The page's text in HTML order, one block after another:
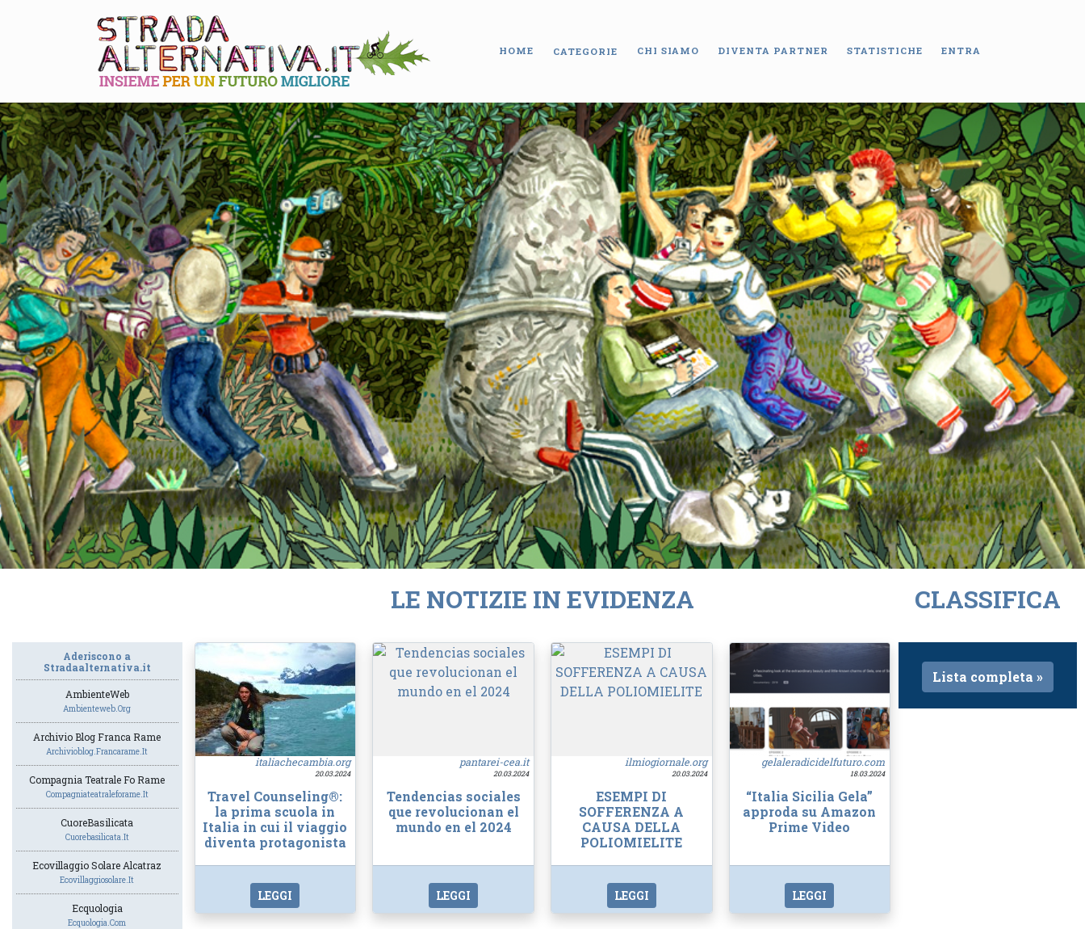
HOME CATEGORIE CHI SIAMO DIVENTA PARTNER STATISTICHE ENTRA
Aderiscono a
Stradaalternativa.it
AmbienteWeb
Ambienteweb.org
Archivio Blog Franca Rame
Archivioblog.francarame.it
Compagnia Teatrale Fo Rame
Compagniateatraleforame.it
CuoreBasilicata
Cuorebasilicata.it
Ecovillaggio Solare Alcatraz
Ecovillaggiosolare.it
Ecquologia
Ecquologia.com
LE NOTIZIE IN EVIDENZA
italiachecambia.org
20.03.2024
Travel Counseling®:
la prima scuola in
Italia in cui il viaggio
diventa protagonista
LEGGI
pantarei-cea.it
20.03.2024
Tendencias sociales
que revolucionan el
mundo en el 2024
LEGGI
ilmiogiornale.org
20.03.2024
ESEMPI DI
SOFFERENZA A
CAUSA DELLA
POLIOMIELITE
LEGGI
gelaleradicidelfuturo.com
18.03.2024
“Italia Sicilia Gela”
approda su Amazon
Prime Video
LEGGI
CLASSIFICA
Lista completa »